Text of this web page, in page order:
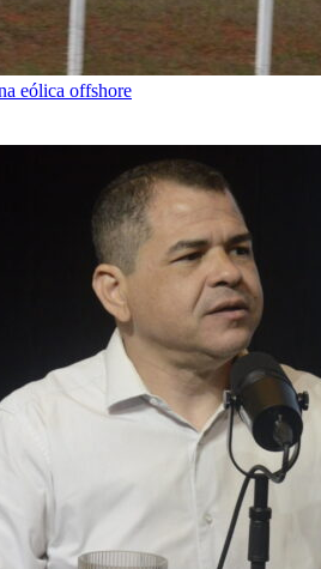
eólica offshore